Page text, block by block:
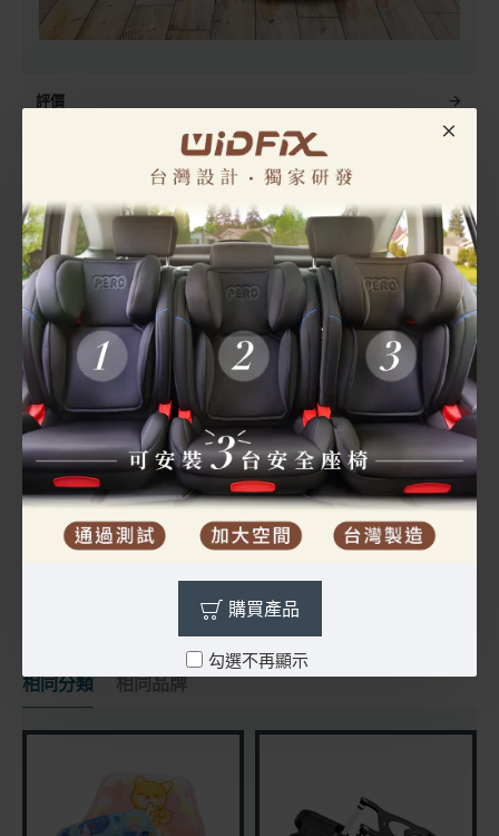
購買產品
勾選不再顯示
評價
增高墊
無臭 阻燃 PERO
別人也買
NI ISOFIX增高墊 - 經典黑
NT$3,280 NT$4,680 NT$3,280 NT$4,680
相同分類 相同品牌